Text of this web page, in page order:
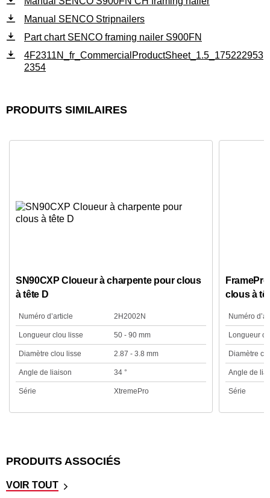
Manual SENCO Stripnailers
Part chart SENCO framing nailer S900FN
4F2311N_fr_CommercialProductSheet_1.5_175222953
2354
PRODUITS SIMILAIRES
SN90CXP Cloueur à charpente pour clous
à tête D
Numéro d’article 2H2002N
Longueur clou lisse 50 - 90 mm
Diamètre clou lisse 2.87 - 3.8 mm
Angle de liaison 34 °
Série XtremePro
clous à
Numéro
Longueur
Diamètre
Angle de
Série
PRODUITS ASSOCIÉS
VOIR TOUT